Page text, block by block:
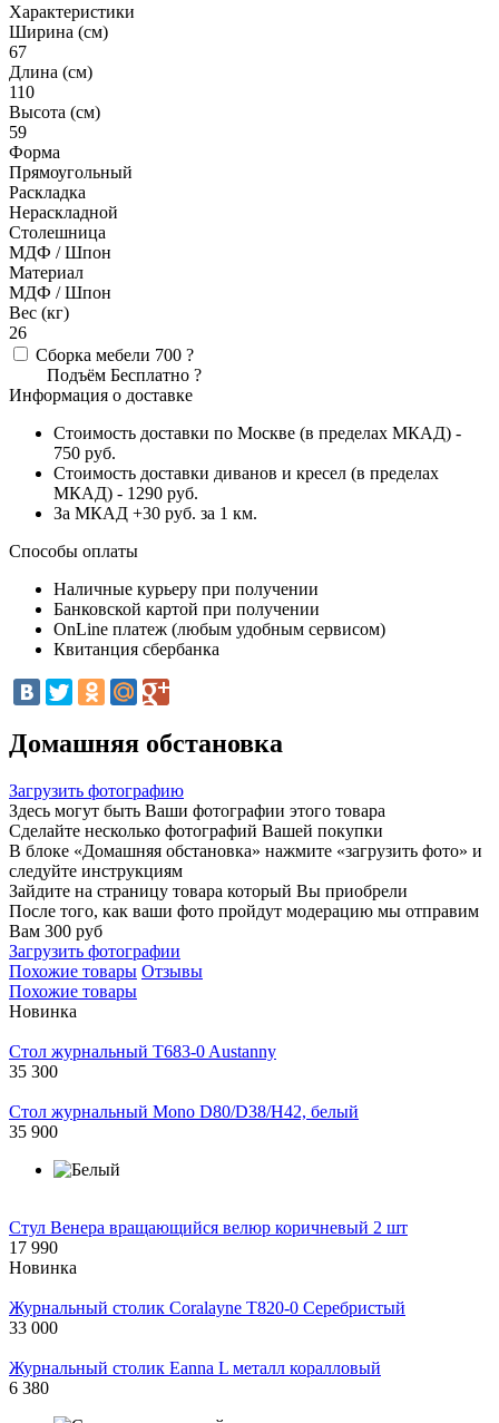
Характеристики
Ширина (см)
67
Длина (см)
110
Высота (см)
59
Форма
Прямоугольный
Раскладка
Нераскладной
Столешница
МДФ / Шпон
Материал
МДФ / Шпон
Вес (кг)
26
Сборка мебели 700 ?
Подъём Бесплатно ?
Информация о доставке
Стоимость доставки по Москве (в пределах МКАД) -
750 руб.
Стоимость доставки диванов и кресел (в пределах
МКАД) - 1290 руб.
За МКАД +30 руб. за 1 км.
Способы оплаты
Наличные курьеру при получении
Банковской картой при получении
OnLine платеж (любым удобным сервисом)
Квитанция сбербанка
Домашняя обстановка
Загрузить фотографию
Здесь могут быть Ваши фотографии этого товара
Сделайте несколько фотографий Вашей покупки
В блоке «Домашняя обстановка» нажмите «загрузить фото» и
следуйте инструкциям
Зайдите на страницу товара который Вы приобрели
После того, как ваши фото пройдут модерацию мы отправим
Вам 300 руб
Загрузить фотографии
Похожие товары Отзывы
Похожие товары
Новинка
Cтол журнальный T683-0 Austanny
35 300
Стол журнальный Mono D80/D38/H42, белый
35 900
Стул Венера вращающийся велюр коричневый 2 шт
17 990
Новинка
Журнальный столик Coralayne T820-0 Серебристый
33 000
Журнальный столик Eanna L металл коралловый
6 380